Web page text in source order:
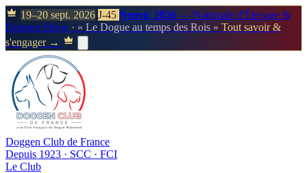
19–20 sept. 2026 J-45 Neuvic 2026 — Nationale d'Élevage &
Doggen Show · « Le Dogue au temps des Rois » Tout savoir &
s'engager →
Doggen Club de France
Depuis 1923 · SCC · FCI
Le Club